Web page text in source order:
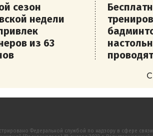
сезон
недели
из 63
Федеральной службой по надзору в сфере